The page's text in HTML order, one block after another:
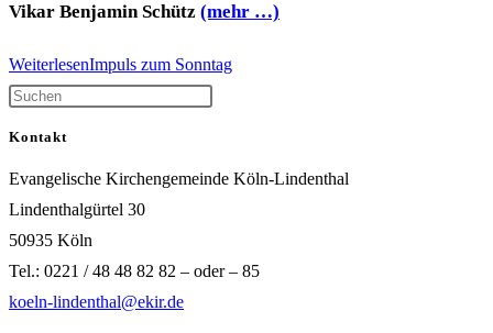
Vikar Benjamin Schütz (mehr …)
WeiterlesenImpuls zum Sonntag
Kontakt
Evangelische Kirchengemeinde Köln-Lindenthal
Lindenthalgürtel 30
50935 Köln
Tel.: 0221 / 48 48 82 82 – oder – 85
koeln-lindenthal@ekir.de